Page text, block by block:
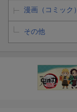
漫画（コミック）
その他